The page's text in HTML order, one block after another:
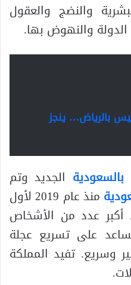
والنضج والعقول
والنهوض بها.
بالرياض… ينجز
الجديد وتم
منذ عام 2019 لأول
عدد من الأشخاص
على تسريع عجلة
وسريع. تفيد المملكة